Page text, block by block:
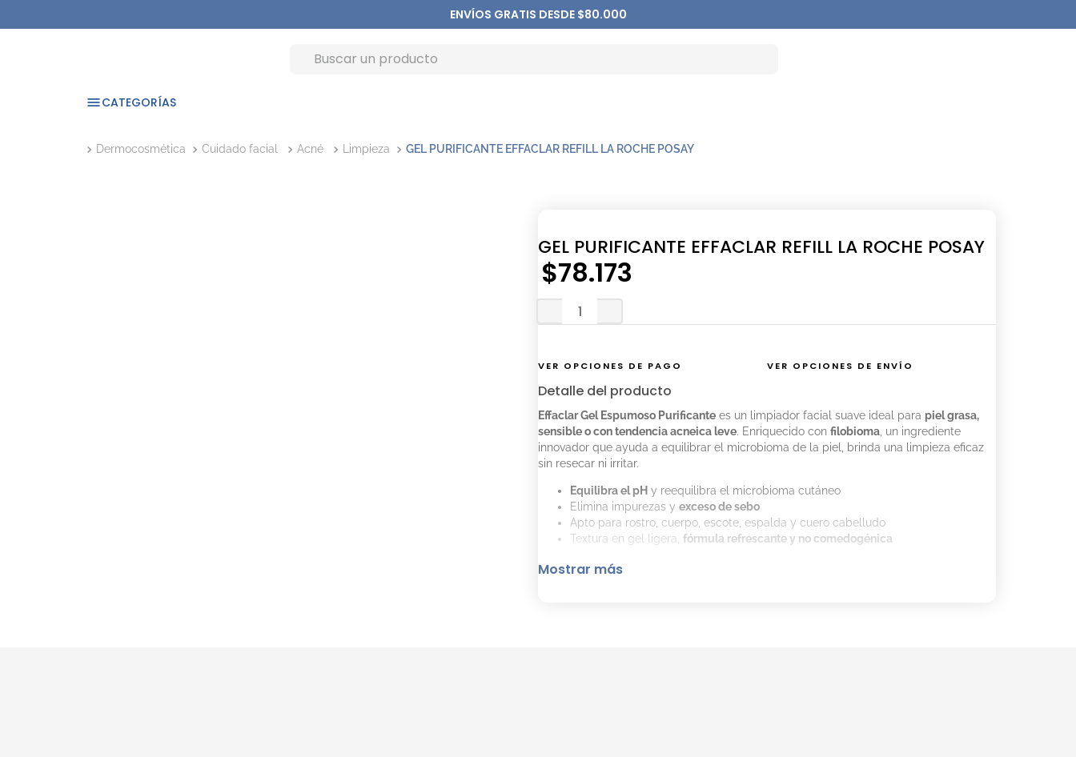
ENVÍOS GRATIS DESDE $80.000
CATEGORÍAS
Dermocosmética Cuidado facial Acné Limpieza GEL PURIFICANTE EFFACLAR REFILL LA ROCHE POSAY
GEL PURIFICANTE EFFACLAR REFILL LA ROCHE POSAY
$78.173
VER OPCIONES DE PAGO VER OPCIONES DE ENVÍO
Detalle del producto
Effaclar Gel Espumoso Purificante es un limpiador facial suave ideal para piel grasa,
sensible o con tendencia acneica leve. Enriquecido con filobioma , un ingrediente
innovador que ayuda a equilibrar el microbioma de la piel, brinda una limpieza eficaz
sin resecar ni irritar.
Equilibra el pH y reequilibra el microbioma cutáneo
Elimina impurezas y exceso de sebo
Apto para rostro, cuerpo, escote, espalda y cuero cabelludo
Textura en gel ligera, fórmula refrescante y no comedogénica
Modo de uso:
Mostrar más